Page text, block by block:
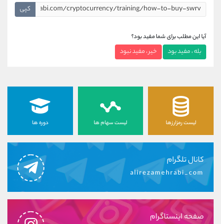
کپی
آیا این مطلب برای شما مفید بود؟
بله ، مفید بود خیر ، مفید نبود
لیست رمزارزها لیست سهام ها دوره ها
کانال تلگرام
alirezamehrabi_com
صفحه اینستاگرام